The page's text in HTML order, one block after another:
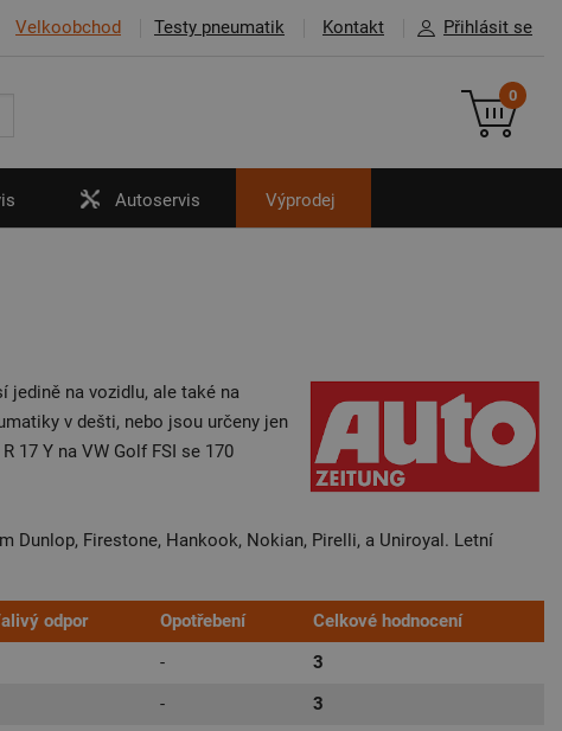
Velkoobchod Testy pneumatik Kontakt Přihlásit se
0
Autoservis Výprodej
jedině na vozidlu, ale také na
v dešti, nebo jsou určeny jen
17 Y na VW Golf FSI se 170
Dunlop, Firestone, Hankook, Nokian, Pirelli, a Uniroyal. Letní
odpor Opotřebení
Celkové hodnocení
-
3
-
3